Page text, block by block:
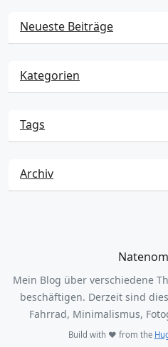
Neueste Beiträge
Kategorien
Tags
Archiv
Mein Blog über verschiedene
beschäftigen. Derzeit sind
Fahrrad, Minimalismus,
Build with ❤️ from the